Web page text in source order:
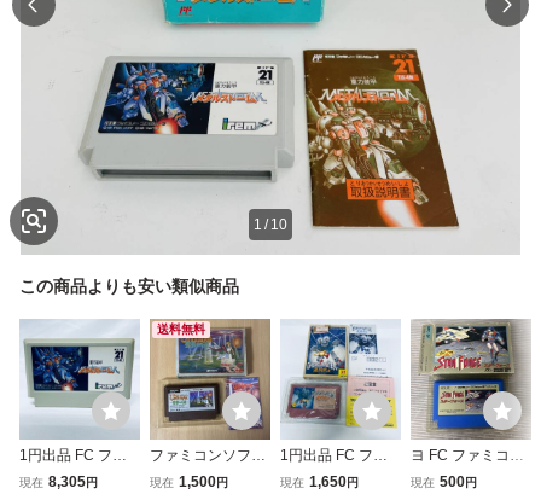
1 / 10
この商品よりも安い類似商品
1円出品 FC ファ
ミコンソフト 重力
現在 8,305円
送料無料
ファミコンソフ
ト ウルティマ 聖
現在 1,500円
1円出品 FC ファ
ミコン 無頼戦士
現在 1,650円
ヨ FC ファミコン
スターフォース 箱
現在 500円